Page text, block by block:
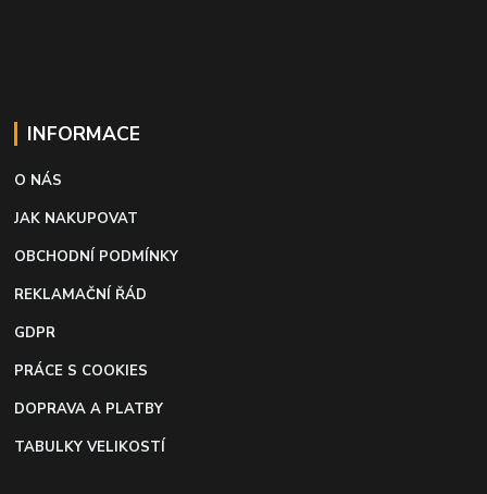
INFORMACE
O NÁS
JAK NAKUPOVAT
OBCHODNÍ PODMÍNKY
REKLAMAČNÍ ŘÁD
GDPR
PRÁCE S COOKIES
DOPRAVA A PLATBY
TABULKY VELIKOSTÍ